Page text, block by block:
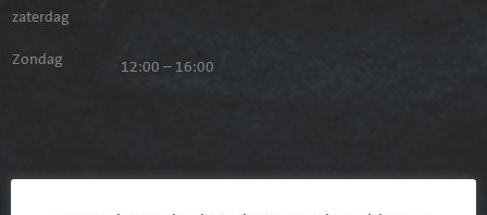
zaterdag
Zondag 12:00 – 16:00